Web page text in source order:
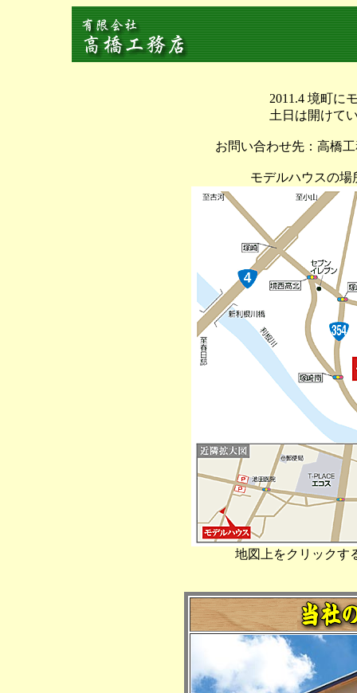
2011.4 境町に
土日は開けて
お問い合わせ先：高橋
モデルハウスの
地図上をクリックす